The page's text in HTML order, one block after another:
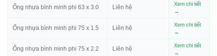
Ống nhựa bình minh phi 63 x 3.0 Liên hệ
Xem chi tiết
→
Ống nhựa bình minh phi 75 x 1.5 Liên hệ
Xem chi tiết
→
Ống nhựa bình minh phi 75 x 2.2 Liên hệ
Xem chi tiết
→